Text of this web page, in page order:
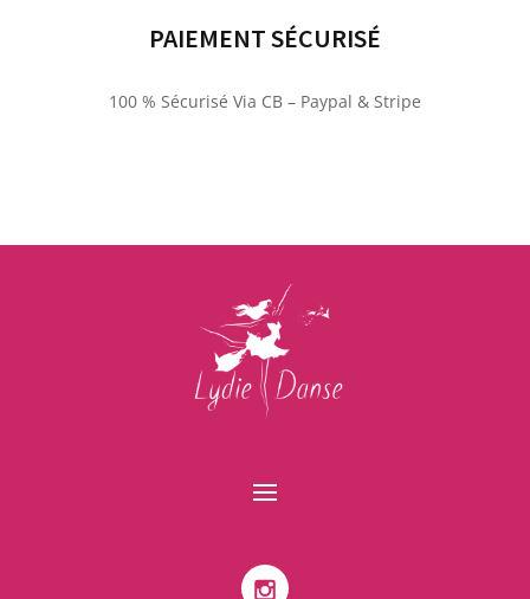
PAIEMENT SÉCURISÉ
100 % Sécurisé Via CB – Paypal & Stripe